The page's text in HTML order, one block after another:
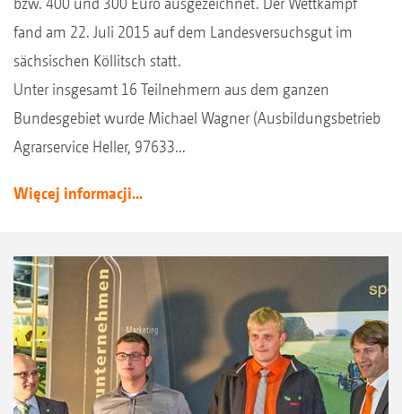
fand am 22. Juli 2015 auf dem Landesversuchsgut im
sächsischen Köllitsch statt.
Unter insgesamt 16 Teilnehmern aus dem ganzen
Bundesgebiet wurde Michael Wagner (Ausbildungsbetrieb
Agrarservice Heller, 97633...
Więcej informacji...